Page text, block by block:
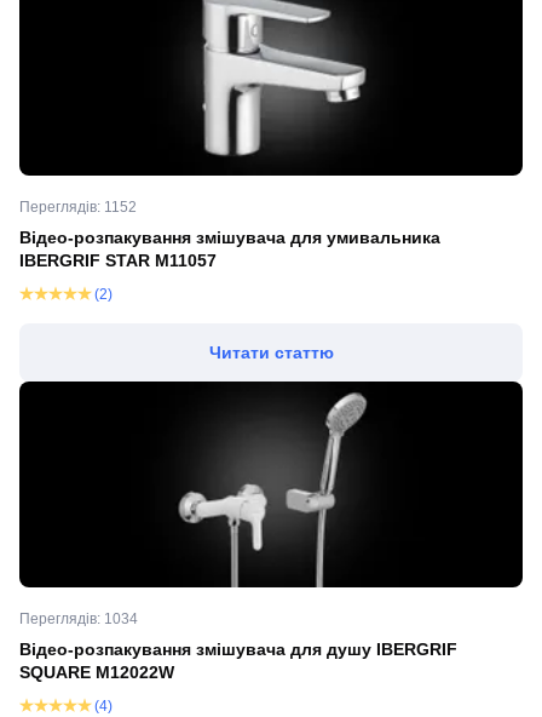
Переглядів: 1152
Відео-розпакування змішувача для умивальника
IBERGRIF STAR M11057
(2)
Читати статтю
Переглядів: 1034
Відео-розпакування змішувача для душу IBERGRIF
SQUARE M12022W
(4)